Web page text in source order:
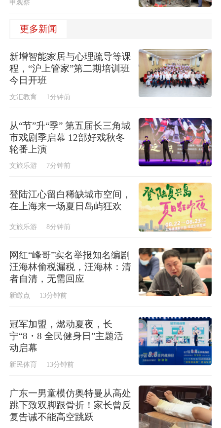
申观察
更多新闻
新增智能家居与心理疏导等课
程，“沪上管家”第二期培训班
今日开班
文汇教育 1分钟前
从“节”升“季” 第五届长三角城
市戏剧季启幕 12部好戏秋冬
轮番上演
文旅乐游 7分钟前
登陆江心留白稀缺城市空间，
在上海来一场夏日岛屿狂欢
文旅乐游 8分钟前
网红“峰哥”实名举报知名编剧
汪海林偷税漏税，汪海林：清
者自清，无需回应
新瞰点 13分钟前
冠军加盟，燃动夏夜，长
宁“8・8 全民健身日”主题活
动启幕
新民体育 13分钟前
广东一男童模仿奥特曼从高处
跳下致双脚跟骨折！家长曾反
复告诫不能高空跳跃